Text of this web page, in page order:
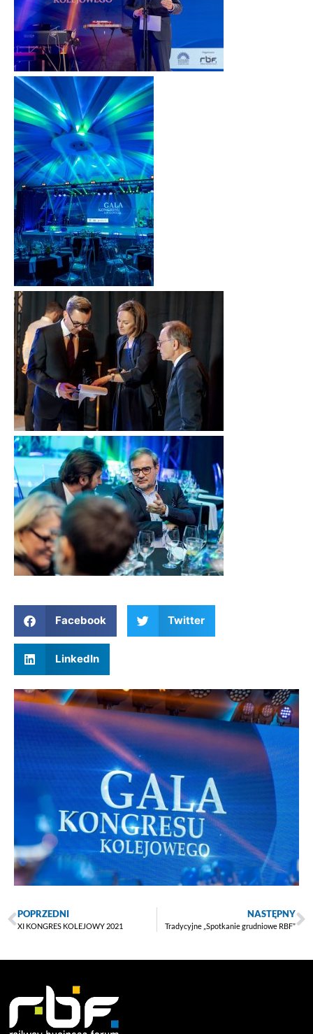
Facebook Twitter
LinkedIn
POPRZEDNI
XI KONGRES KOLEJOWY 2021
NASTĘPNY
Tradycyjne „Spotkanie grudniowe RBF”